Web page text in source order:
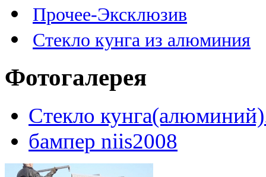
Прочее-Эксклюзив
Стекло кунга из алюминия
Фотогалерея
Стекло
бампер niis2008